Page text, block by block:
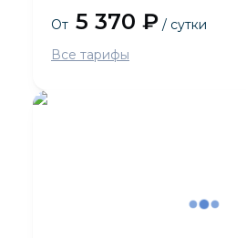
От 5 370 ₽ / сутки
Все тарифы